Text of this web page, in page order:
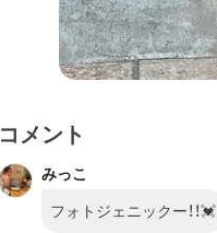
コメント
みっこ
フォトジェニックー！！💓